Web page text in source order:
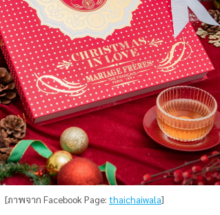
[ภาพจาก Facebook Page: thaichaiwala]